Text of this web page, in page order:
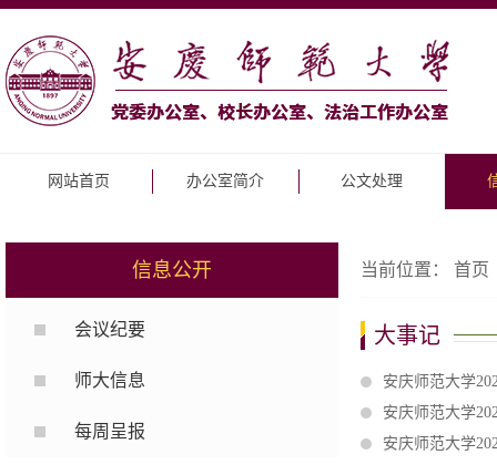
网站首页 办公室简介 公文处理
信息公开
会议纪要
师大信息
每周呈报
当前位置： 首页
大事记
安庆师范大学
安庆师范大学
安庆师范大学